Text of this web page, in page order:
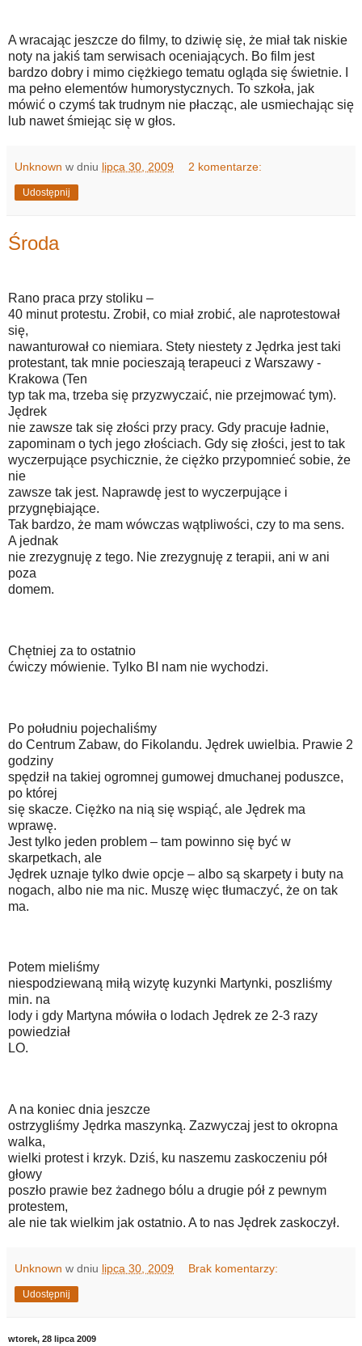
A wracając jeszcze do filmy, to dziwię się, że miał tak niskie
noty na jakiś tam serwisach oceniających. Bo film jest
bardzo dobry i mimo ciężkiego tematu ogląda się świetnie. I
ma pełno elementów humorystycznych. To szkoła, jak
mówić o czymś tak trudnym nie płacząc, ale usmiechając się
lub nawet śmiejąc się w głos.
Unknown w dniu lipca 30, 2009 2 komentarze:
Udostępnij
Środa
Rano praca przy stoliku –
40 minut protestu. Zrobił, co miał zrobić, ale naprotestował
się,
nawanturował co niemiara. Stety niestety z Jędrka jest taki
protestant, tak mnie pocieszają terapeuci z Warszawy -
Krakowa (Ten
typ tak ma, trzeba się przyzwyczaić, nie przejmować tym).
Jędrek
nie zawsze tak się złości przy pracy. Gdy pracuje ładnie,
zapominam o tych jego złościach. Gdy się złości, jest to tak
wyczerpujące psychicznie, że ciężko przypomnieć sobie, że
nie
zawsze tak jest. Naprawdę jest to wyczerpujące i
przygnębiające.
Tak bardzo, że mam wówczas wątpliwości, czy to ma sens.
A jednak
nie zrezygnuję z tego. Nie zrezygnuję z terapii, ani w ani
poza
domem.
Chętniej za to ostatnio
ćwiczy mówienie. Tylko BI nam nie wychodzi.
Po południu pojechaliśmy
do Centrum Zabaw, do Fikolandu. Jędrek uwielbia. Prawie 2
godziny
spędził na takiej ogromnej gumowej dmuchanej poduszce,
po której
się skacze. Ciężko na nią się wspiąć, ale Jędrek ma
wprawę.
Jest tylko jeden problem – tam powinno się być w
skarpetkach, ale
Jędrek uznaje tylko dwie opcje – albo są skarpety i buty na
nogach, albo nie ma nic. Muszę więc tłumaczyć, że on tak
ma.
Potem mieliśmy
niespodziewaną miłą wizytę kuzynki Martynki, poszliśmy
min. na
lody i gdy Martyna mówiła o lodach Jędrek ze 2-3 razy
powiedział
LO.
A na koniec dnia jeszcze
ostrzygliśmy Jędrka maszynką. Zazwyczaj jest to okropna
walka,
wielki protest i krzyk. Dziś, ku naszemu zaskoczeniu pół
głowy
poszło prawie bez żadnego bólu a drugie pół z pewnym
protestem,
ale nie tak wielkim jak ostatnio. A to nas Jędrek zaskoczył.
Unknown w dniu lipca 30, 2009 Brak komentarzy:
Udostępnij
wtorek, 28 lipca 2009